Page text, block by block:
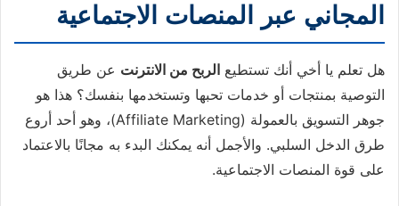
المجاني عبر المنصات الاجتماعية
هل تعلم يا أخي أنك تستطيع الربح من الانترنت عن طريق
التوصية بمنتجات أو خدمات تحبها وتستخدمها بنفسك؟ هذا هو
جوهر التسويق بالعمولة (Affiliate Marketing)، وهو أحد أروع
طرق الدخل السلبي. والأجمل أنه يمكنك البدء به مجانًا بالاعتماد
على قوة المنصات الاجتماعية.